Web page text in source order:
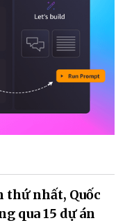
nhất, Quốc
qua 15 dự án